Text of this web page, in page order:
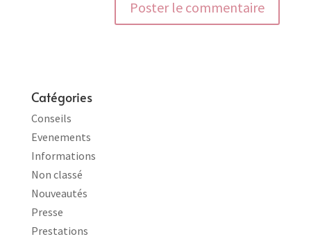
Catégories
Conseils
Evenements
Informations
Non classé
Nouveautés
Presse
Prestations